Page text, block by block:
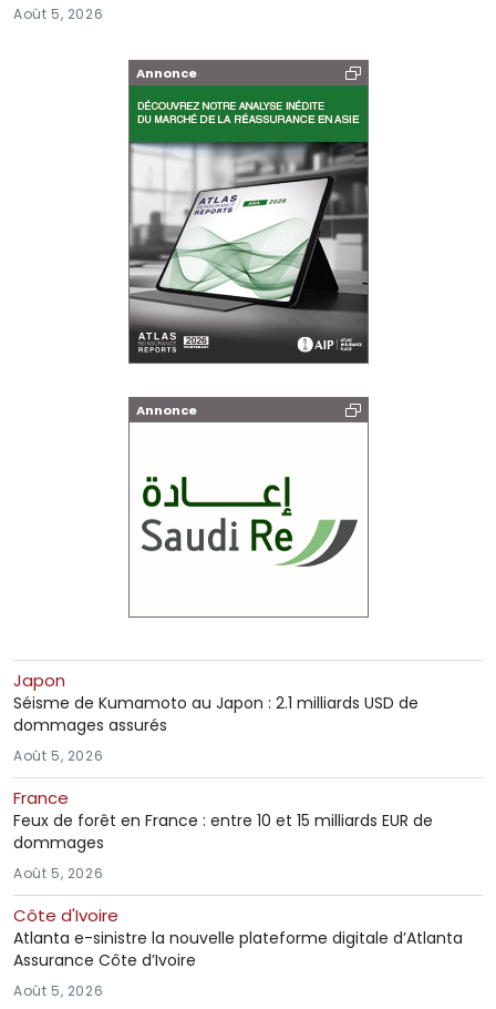
Août 5, 2026
Annonce
Annonce
Japon
Séisme de Kumamoto au Japon : 2.1 milliards USD de
dommages assurés
Août 5, 2026
France
Feux de forêt en France : entre 10 et 15 milliards EUR de
dommages
Août 5, 2026
Côte d'Ivoire
Atlanta e-sinistre la nouvelle plateforme digitale d’Atlanta
Assurance Côte d’Ivoire
Août 5, 2026